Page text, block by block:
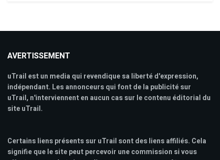
AVERTISSEMENT
uTrail est un media qui revendique sa liberté d'expression,
indépendant. Les annonceurs qui font de la publicité sur
uTrail, n'interviennent en aucun cas sur le contenu éditorial du
site uTrail.
Certains liens présents sur uTrail sont des liens affiliés. Cela
signifie que le site peut percevoir une commission si vous